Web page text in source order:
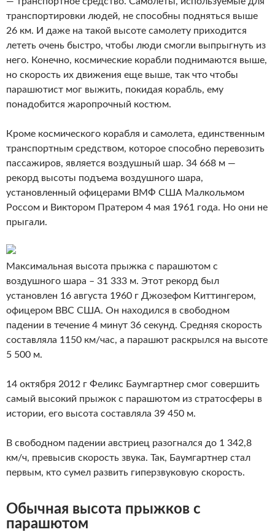
транспортировки людей, не способны подняться выше
26 км. И даже на такой высоте самолету приходится
лететь очень быстро, чтобы люди смогли выпрыгнуть из
него. Конечно, космические корабли поднимаются выше,
но скорость их движения еще выше, так что чтобы
парашютист мог выжить, покидая корабль, ему
понадобится жаропрочный костюм.
Кроме космического корабля и самолета, единственным
транспортным средством, которое способно перевозить
пассажиров, является воздушный шар. 34 668 м —
рекорд высоты подъема воздушного шара,
установленный офицерами ВМФ США Малкольмом
Россом и Виктором Пратером 4 мая 1961 года. Но они не
прыгали.
Максимальная высота прыжка с парашютом с
воздушного шара – 31 333 м. Этот рекорд был
установлен 16 августа 1960 г Джозефом Киттингером,
офицером ВВС США. Он находился в свободном
падении в течение 4 минут 36 секунд. Средняя скорость
составляла 1150 км/час, а парашют раскрылся на высоте
5 500 м.
14 октября 2012 г Феликс Баумгартнер смог совершить
самый высокий прыжок с парашютом из стратосферы в
истории, его высота составляла 39 450 м.
В свободном падении австриец разогнался до 1 342,8
км/ч, превысив скорость звука. Так, Баумгартнер стал
первым, кто сумел развить гиперзвуковую скорость.
Обычная высота прыжков с
парашютом